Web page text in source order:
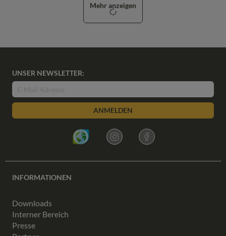
Mehr anzeigen
UNSER NEWSLETTER:
ANMELDEN
INFORMATIONEN
Downloads
Interner Bereich
Presse